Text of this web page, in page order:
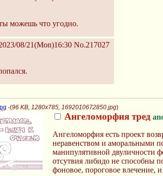
можешь что угодно.
08/21(Mon)16:30 No.217027
-(96 KB, 1280x785, 1692010672850.jpg)
Ангеломорфия тред
Ангеломорфия есть проект
неравенством и аморальными
манипулятивной двуличности
отсутвия либидо не способны
фоновое, пороговое влечение,